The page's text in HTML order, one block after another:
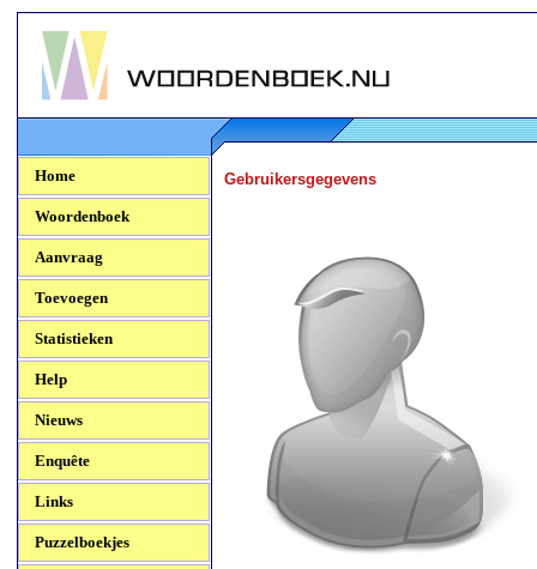
Woordenboek.NU
Home
Woordenboek
Aanvraag
Toevoegen
Statistieken
Help
Nieuws
Enquête
Links
Puzzelboekjes
Gebruikersgegevens